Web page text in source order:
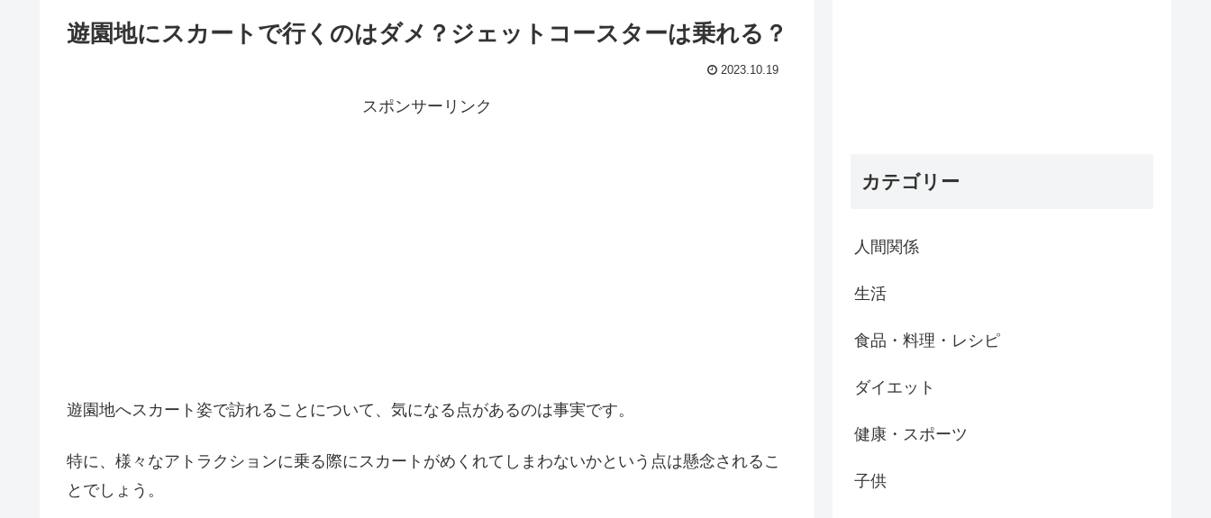
遊園地にスカートで行くのはダメ？ジェットコースターは乗れる？
2023.10.19
スポンサーリンク
遊園地へスカート姿で訪れることについて、気になる点があるのは事実です。
特に、様々なアトラクションに乗る際にスカートがめくれてしまわないかという点は懸念されるこ
とでしょう。
カテゴリー
人間関係
生活
食品・料理・レシピ
ダイエット
健康・スポーツ
子供